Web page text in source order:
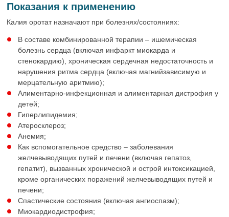
Показания к применению
Калия оротат назначают при болезнях/состояниях:
В составе комбинированной терапии – ишемическая
болезнь сердца (включая инфаркт миокарда и
стенокардию), хроническая сердечная недостаточность и
нарушения ритма сердца (включая магнийзависимую и
мерцательную аритмию);
Алиментарно-инфекционная и алиментарная дистрофия у
детей;
Гиперлипидемия;
Атеросклероз;
Анемия;
Как вспомогательное средство – заболевания
желчевыводящих путей и печени (включая гепатоз,
гепатит), вызванных хронической и острой интоксикацией,
кроме органических поражений желчевыводящих путей и
печени;
Спастические состояния (включая ангиоспазм);
Миокардиодистрофия;